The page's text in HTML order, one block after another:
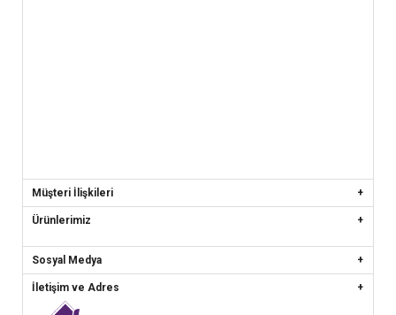
Müşteri İlişkileri
Ürünlerimiz
Sosyal Medya
İletişim ve Adres